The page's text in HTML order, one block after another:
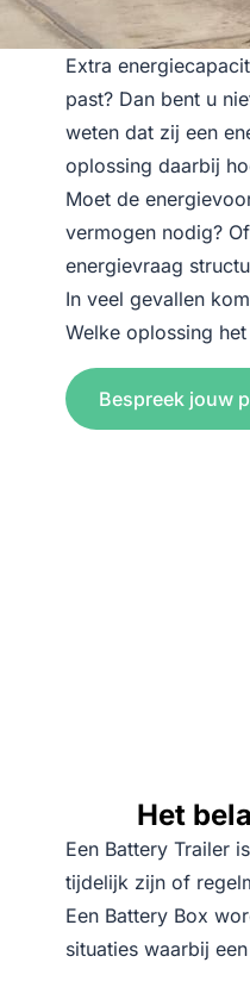
Extra
past? Dan bent u
weten dat zij een
oplossing daarbij
Moet de
vermogen nodig?
energievraag
In veel gevallen
Welke oplossing
Bespreek jouw
Het
Een Battery Trailer
tijdelijk zijn of
Een Battery Box
situaties waarbij